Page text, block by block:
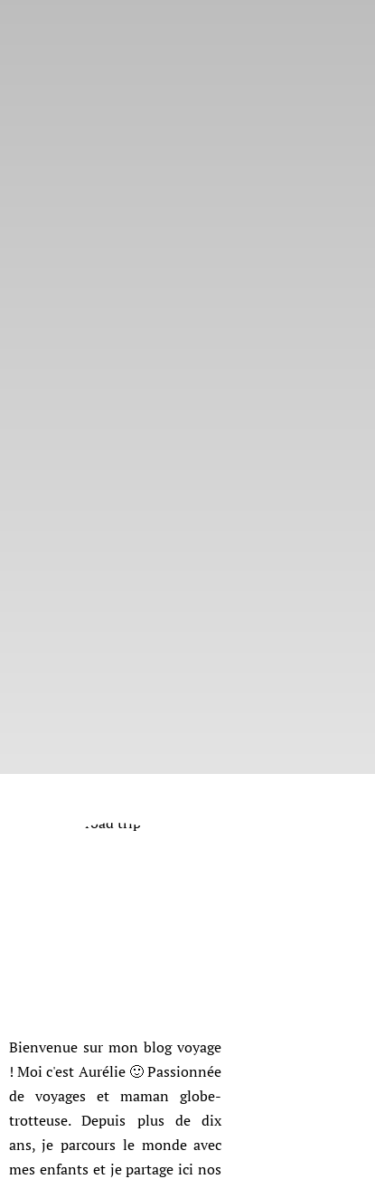
Bienvenue sur mon blog voyage
! Moi c'est Aurélie 🙂 Passionnée
de voyages et maman globe-
trotteuse. Depuis plus de dix
ans, je parcours le monde avec
mes enfants et je partage ici nos